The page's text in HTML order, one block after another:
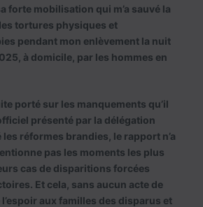
forte mobilisation qui m’a sauvé la
tortures physiques et
pendant mon enlèvement la nuit
à domicile, par les hommes en
porté sur les manquements qu’il
présenté par la délégation
réformes brandies, le rapport n’a
pas les moments les plus
cas de disparitions forcées
Et cela, sans aucun acte de
aux familles des disparus et